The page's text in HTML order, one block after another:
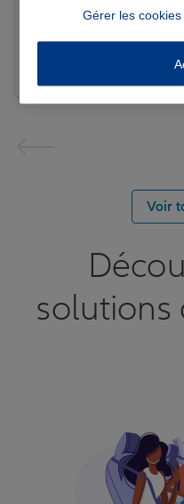
Note de 5 sur 5
Réactif et efficace le
Voir
solutions
Gérer les